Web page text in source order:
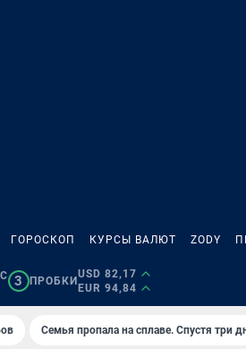
ГОРОСКОП КУРСЫ ВАЛЮТ ZODY
3 ПРОБКИ
USD 82,17
EUR 94,84
Семья пропала на сплаве. Спустя три